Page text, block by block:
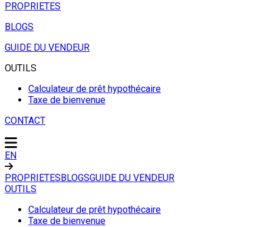
PROPRIETES
BLOGS
GUIDE DU VENDEUR
OUTILS
Calculateur de prêt hypothécaire
Taxe de bienvenue
CONTACT
EN
PROPRIETESBLOGSGUIDE DU VENDEUR
OUTILS
Calculateur de prêt hypothécaire
Taxe de bienvenue